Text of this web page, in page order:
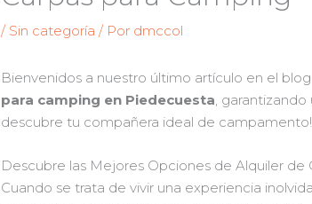
/ Sin categoría / Por dmccol
Bienvenidos a nuestro último artículo en el
para camping en Piedecuesta,
descubre tu compañera ideal de campamento!
Descubre las Mejores Opciones de Alquiler
Cuando se trata de vivir una experiencia